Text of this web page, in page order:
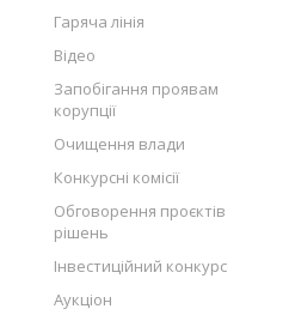
Гаряча лінія
Відео
Запобігання проявам
корупції
Очищення влади
Конкурсні комісії
Обговорення проєктів
рішень
Інвестиційний конкурс
Аукціон